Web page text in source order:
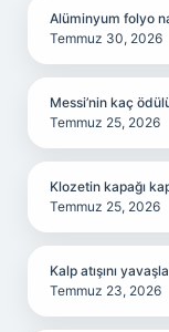
Alüminyum folyo
Temmuz 30, 2026
Messi’nin kaç
Temmuz 25, 2026
Klozetin kapağı
Temmuz 25, 2026
Kalp atışını
Temmuz 23, 2026